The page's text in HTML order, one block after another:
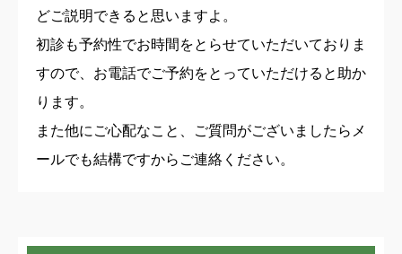
どご説明できると思いますよ。
初診も予約性でお時間をとらせていただいておりま
すので、お電話でご予約をとっていただけると助か
ります。
また他にご心配なこと、ご質問がございましたらメ
ールでも結構ですからご連絡ください。